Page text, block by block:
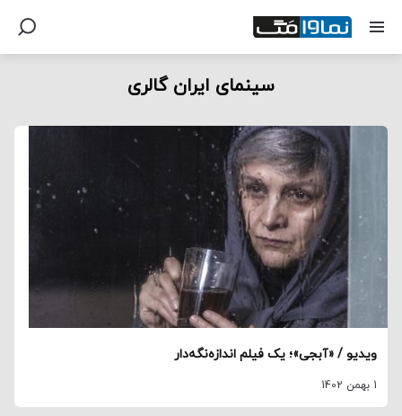
سینمای ایران گالری
ویدیو / «آبجی»؛ یک فیلم اندازه‌نگه‌دار
1 بهمن 1402